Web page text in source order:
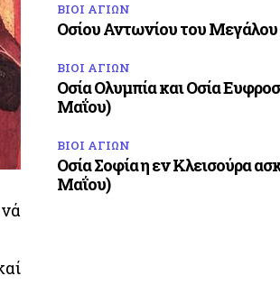
ΒΙΟΙ ΑΓΙΩΝ
Οσίου Αντωνίου του Μεγάλου
ΒΙΟΙ ΑΓΙΩΝ
Οσία Ολυμπία και Οσία
Μαΐου)
ΒΙΟΙ ΑΓΙΩΝ
Οσία Σοφία η εν Κλεισούρα
Μαΐου)